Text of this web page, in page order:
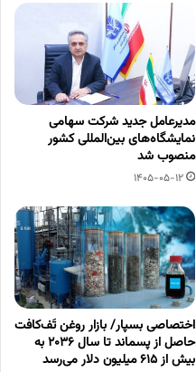
مدیرعامل جدید شرکت سهامی
نمایشگاه‌های بین‌المللی کشور
منصوب شد
1405-05-12
اختصاصی بسپار/ بازار روغن تَف‌کافت
حاصل از پسماند تا سال ۲۰۳۶ به
بیش از ۶۱۵ میلیون دلار می‌رسد